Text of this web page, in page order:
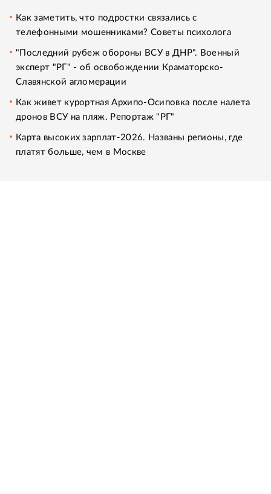
Как заметить, что подростки связались с
телефонными мошенниками? Советы психолога
"Последний рубеж обороны ВСУ в ДНР". Военный
эксперт "РГ" - об освобождении Краматорско-
Славянской агломерации
Как живет курортная Архипо-Осиповка после налета
дронов ВСУ на пляж. Репортаж "РГ"
Карта высоких зарплат-2026. Названы регионы, где
платят больше, чем в Москве